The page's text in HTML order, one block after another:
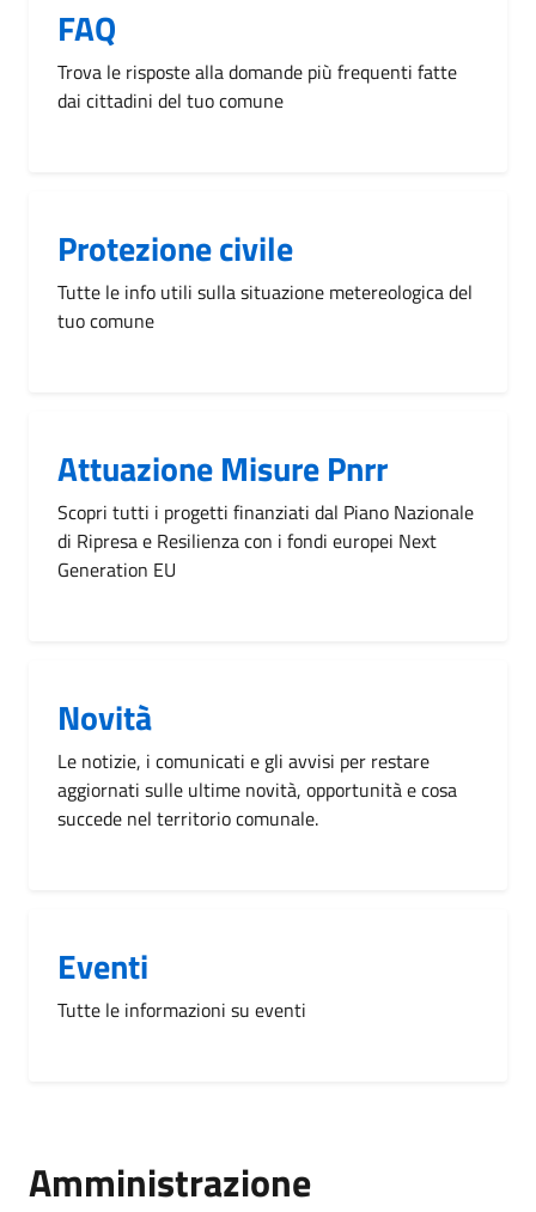
FAQ
Trova le risposte alla domande più frequenti fatte
dai cittadini del tuo comune
Protezione civile
Tutte le info utili sulla situazione metereologica del
tuo comune
Attuazione Misure Pnrr
Scopri tutti i progetti finanziati dal Piano Nazionale
di Ripresa e Resilienza con i fondi europei Next
Generation EU
Novità
Le notizie, i comunicati e gli avvisi per restare
aggiornati sulle ultime novità, opportunità e cosa
succede nel territorio comunale.
Eventi
Tutte le informazioni su eventi
Amministrazione